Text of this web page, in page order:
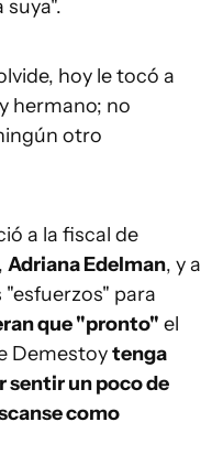
suya".
hoy le tocó a
hermano; no
otro
a la fiscal de
Adriana Edelman, y a
para
que "pronto" el
Demestoytenga
sentir un poco de
como